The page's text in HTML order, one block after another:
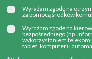
Wyrażam zgodę na
za pomocą środków
Wyrażam zgodę na
bezpośredniego (np.
wykorzystaniem
tablet, komputer) i